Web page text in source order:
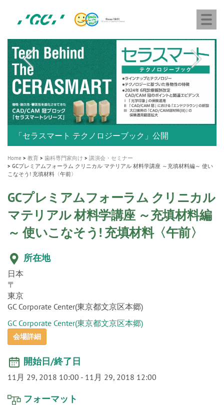
content
社
ジ
ー
シ
ー
M
A healthy smile greatly contributes to your quality of life
新発売 エバーエックス フロー
「セラスマート テクノロジーブック」公開
「イニシャル LiSi（リジ）ブロック テクノロジーブッ
ク」公開
歯を内部まで白くする
新製品 イオム ナゴミ for DH
専用サイトはこちら
新製品バキュクレーブ 118 / 318 Prime
製品の詳細情報はこちら
インプラント Aadva®
GCグループ企業
Home 教育 歯科専門家向け
講演会・セミナー
GCプレミアムフォーラム クリニカル マテリアル 材料学講座 ～充填材料編～ 使い
こなそう! 充填材料〈午前〉
GCプレミアムフォーラム クリニカル
マテリアル 材料学講座 ～充填材料編
～ 使いこなそう! 充填材料〈午前〉
所在地
日本
〒
東京
GC Corporate Center(東京都文京区本郷)
GC Corporate Center(東京都文京区本郷)
会場詳細
開始日/終了日
11月 29, 2018 10:00 - 11月 29, 2018 12:00
フォーマット